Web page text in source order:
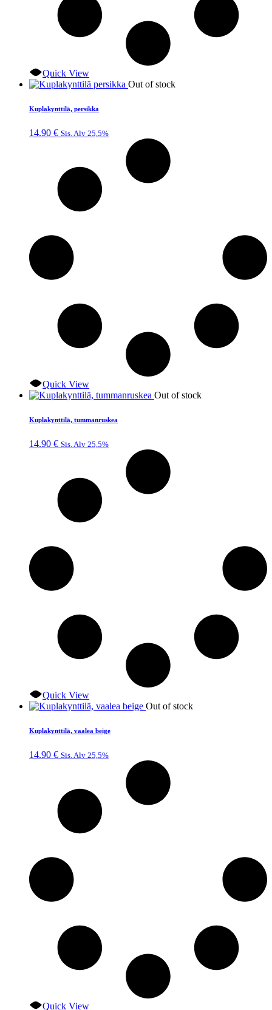
Quick View
Out of stock
Kuplakynttilä, persikka
14.90 € Sis. Alv 25,5%
Quick View
Out of stock
Kuplakynttilä, tummanruskea
14.90 € Sis. Alv 25,5%
Quick View
Out of stock
Kuplakynttilä, vaalea beige
14.90 € Sis. Alv 25,5%
Quick View